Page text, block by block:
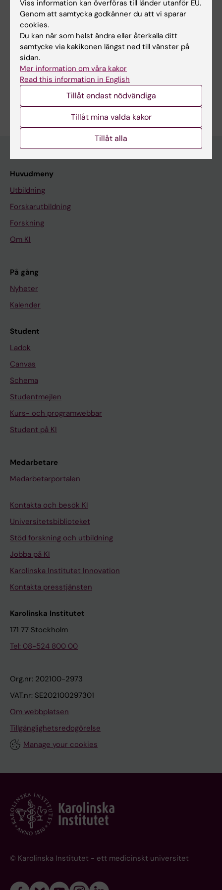
A systematic review of the epidemiology of
human monkeypox outbreaks and
implications for outbreak strategy
Beer EM; Rao VB
Är du Ellen Mary Beer?
Redigera din profil
Huvudmeny
Utbildning
Forskarutbildning
Forskning
Om KI
På gång
Nyheter
Kalender
Student
Ladok
Canvas
Schema
Studentmejlen
Kurs- och programwebbar
Student på KI
Medarbetare
Medarbetarportalen
Kontakta och besök KI
Universitetsbiblioteket
Stöd forskning och utbildning
Jobba på KI
Karolinska Institutet Innovation
Kontakta presstjänsten
Karolinska Institutet
171 77 Stockholm
Tel: 08-524 800 00
Org.nr: 202100-2973
VAT.nr: SE202100297301
Om webbplatsen
Tillgänglighetsredogörelse
Manage your cookies
© Karolinska Institutet - ett medicinskt universitet
Viss information kan överföras till länder utanför EU.
Genom att samtycka godkänner du att vi sparar
cookies.
Du kan när som helst ändra eller återkalla ditt
samtycke via kakikonen längst ned till vänster på
sidan.
Mer information om våra kakor
Read this information in English
Tillåt endast nödvändiga
Tillåt mina valda kakor
Tillåt alla